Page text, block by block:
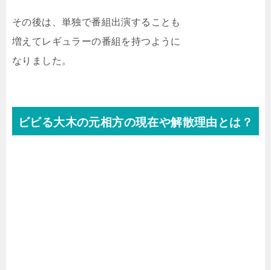
その後は、単独で番組出演することも
増えてレギュラーの番組を持つように
なりました。
ビビる大木の元相方の現在や解散理由とは？